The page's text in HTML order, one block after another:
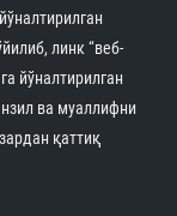
линк “веб-
йўналтирилган
ва муаллифни
қаттиқ